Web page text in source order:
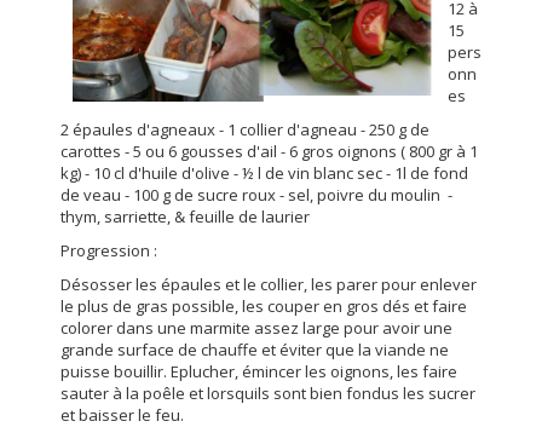
12 à
15
pers
onn
es
2 épaules d'agneaux - 1 collier d'agneau - 250 g de
carottes - 5 ou 6 gousses d'ail - 6 gros oignons ( 800 gr à 1
kg) - 10 cl d'huile d'olive - ½ l de vin blanc sec - 1l de fond
de veau - 100 g de sucre roux - sel, poivre du moulin -
thym, sarriette, & feuille de laurier
Progression :
Désosser les épaules et le collier, les parer pour enlever
le plus de gras possible, les couper en gros dés et faire
colorer dans une marmite assez large pour avoir une
grande surface de chauffe et éviter que la viande ne
puisse bouillir. Eplucher, émincer les oignons, les faire
sauter à la poêle et lorsquils sont bien fondus les sucrer
et baisser le feu.